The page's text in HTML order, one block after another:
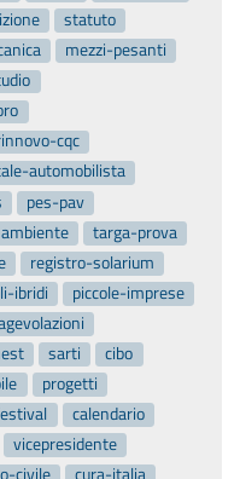
statuto
mezzi-pesanti
cqc
automobilista
pes-pav
ambiente
targa-prova
registro-solarium
ibridi
piccole-imprese
sarti
cibo
progetti
calendario
vicepresidente